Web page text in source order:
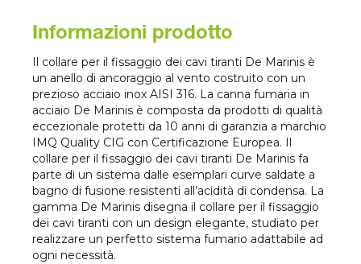
Informazioni prodotto
Il collare per il fissaggio dei cavi tiranti De Marinis è
un anello di ancoraggio al vento costruito con un
prezioso acciaio inox AISI 316. La canna fumaria in
acciaio De Marinis è composta da prodotti di qualità
eccezionale protetti da 10 anni di garanzia a marchio
IMQ Quality CIG con Certificazione Europea. Il
collare per il fissaggio dei cavi tiranti De Marinis fa
parte di un sistema dalle esemplari curve saldate a
bagno di fusione resistenti all’acidità di condensa. La
gamma De Marinis disegna il collare per il fissaggio
dei cavi tiranti con un design elegante, studiato per
realizzare un perfetto sistema fumario adattabile ad
ogni necessità.